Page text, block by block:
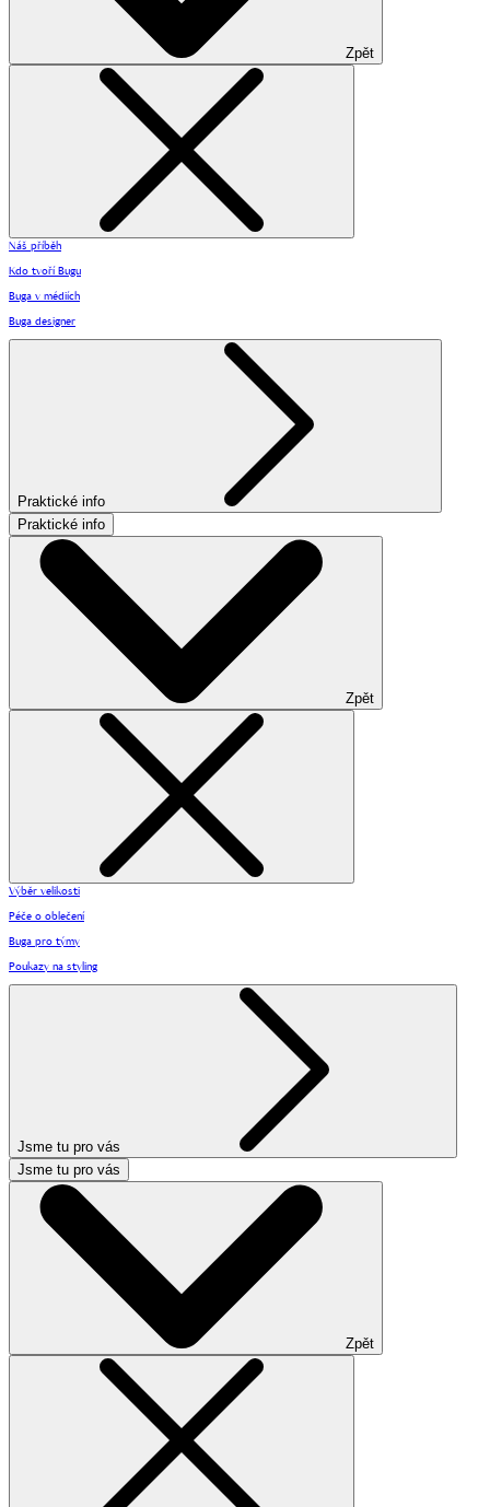
Zpět
Náš příběh
Kdo tvoří Bugu
Buga v médiích
Buga designer
Praktické info
Praktické info
Zpět
Výběr velikosti
Péče o oblečení
Buga pro týmy
Poukazy na styling
Jsme tu pro vás
Jsme tu pro vás
Zpět